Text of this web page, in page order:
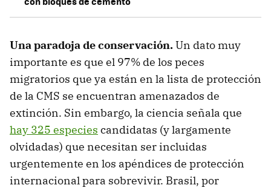
Una paradoja de conservación.Un dato muy
importante es que el 97% de los peces
migratorios que ya están en la lista de protección
de la CMS se encuentran amenazados de
extinción. Sin embargo, la ciencia señala que
hay 325 especies candidatas (y largamente
olvidadas) que necesitan ser incluidas
urgentemente en los apéndices de protección
internacional para sobrevivir. Brasil, por